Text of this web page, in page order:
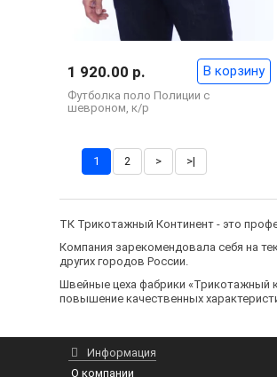
Футболка поло Полиции с
шевроном, к/р
1 920.00 р. В корзину
1 2 > >|
ТК Трикотажный Континент - это
Компания зарекомендовала себя на
других городов России.
Швейные цеха фабрики «Трикотажный
повышение качественных
Информация
О компании